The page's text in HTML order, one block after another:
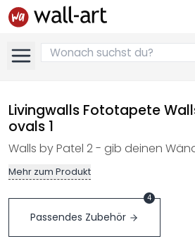
Livingwalls Fototapete
ovals 1
Walls by Patel 2 - gib deinen
Mehr zum Produkt
Passendes Zubehör
4